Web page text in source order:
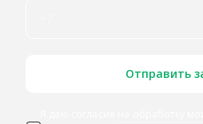
Отправить